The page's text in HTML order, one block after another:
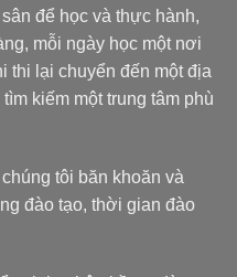
để học và thực hành,
mỗi ngày học một nơi
thi lại chuyển đến một địa
kiếm một trung tâm phù
tôi băn khoăn và
đào tạo, thời gian đào